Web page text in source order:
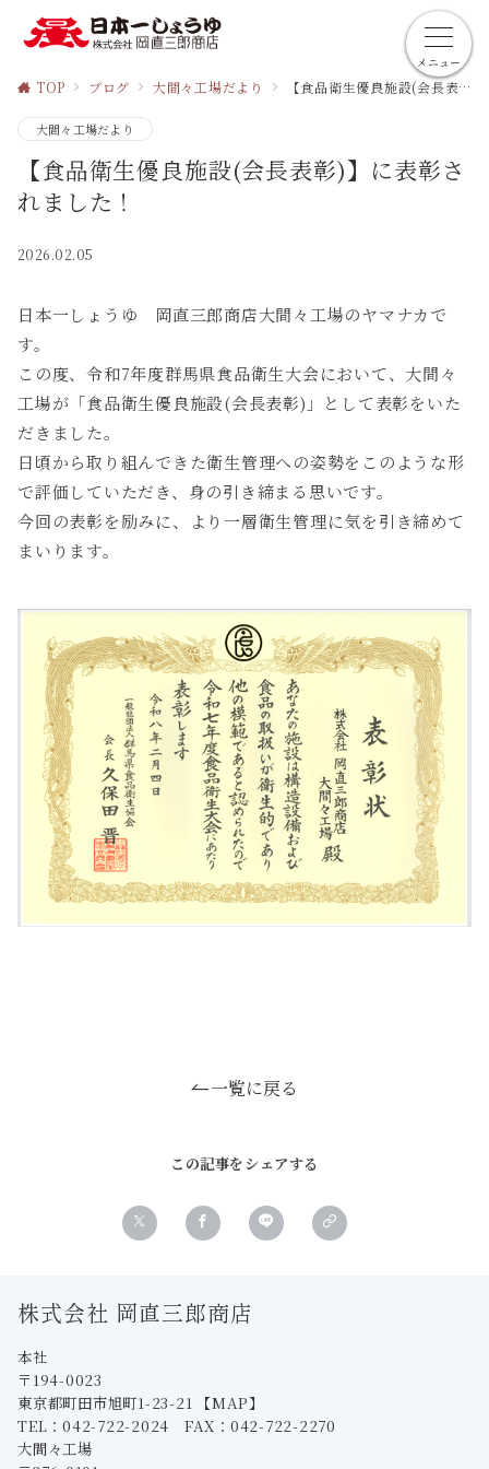
TOP ブログ 大間々工場だより 【食品衛生優良施設(会長表彰)】に表彰されました！
大間々工場だより
【食品衛生優良施設(会長表彰)】に表彰さ
れました！
2026.02.05
日本一しょうゆ 岡直三郎商店大間々工場のヤマナカで
す。
この度、令和7年度群馬県食品衛生大会において、大間々
工場が「食品衛生優良施設(会長表彰)」として表彰をいた
だきました。
日頃から取り組んできた衛生管理への姿勢をこのような形
で評価していただき、身の引き締まる思いです。
今回の表彰を励みに、より一層衛生管理に気を引き締めて
まいります。
一覧に戻る
この記事をシェアする
株式会社 岡直三郎商店
本社
〒194-0023
東京都町田市旭町1-23-21
【MAP】
TEL：042-722-2024 FAX：042-722-2270
大間々工場
メニュー